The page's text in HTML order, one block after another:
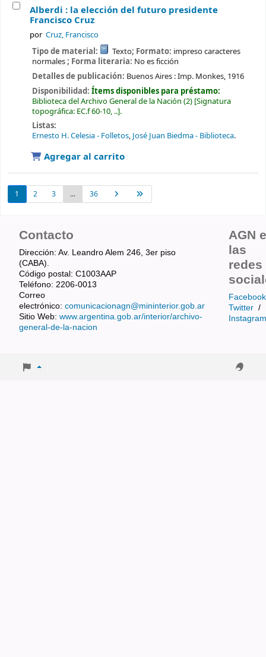
Alberdi : la elección del futuro presidente
Francisco Cruz
por Cruz, Francisco
Tipo de material: Texto; Formato: impreso caracteres
normales; Forma literaria: No es ficción
Detalles de publicación: Buenos Aires :Imp. Monkes, 1916
Disponibilidad: Ítems disponibles para préstamo:
Biblioteca del Archivo General de la Nación (2) Signatura
topográfica: EC.f 60-10, .. .
Listas:
Ernesto H. Celesia - Folletos, José Juan Biedma - Biblioteca.
Agregar al carrito
1 2 3 ... 36
Contacto
Dirección: Av. Leandro Alem 246, 3er piso
(CABA).
Código postal: C1003AAP
Teléfono: 2206-0013
Correo
electrónico: comunicacionagn@mininterior.gob.ar
Sitio Web: www.argentina.gob.ar/interior/archivo-
general-de-la-nacion
AGN
las
redes
Facebook
Twitter /
Instagram